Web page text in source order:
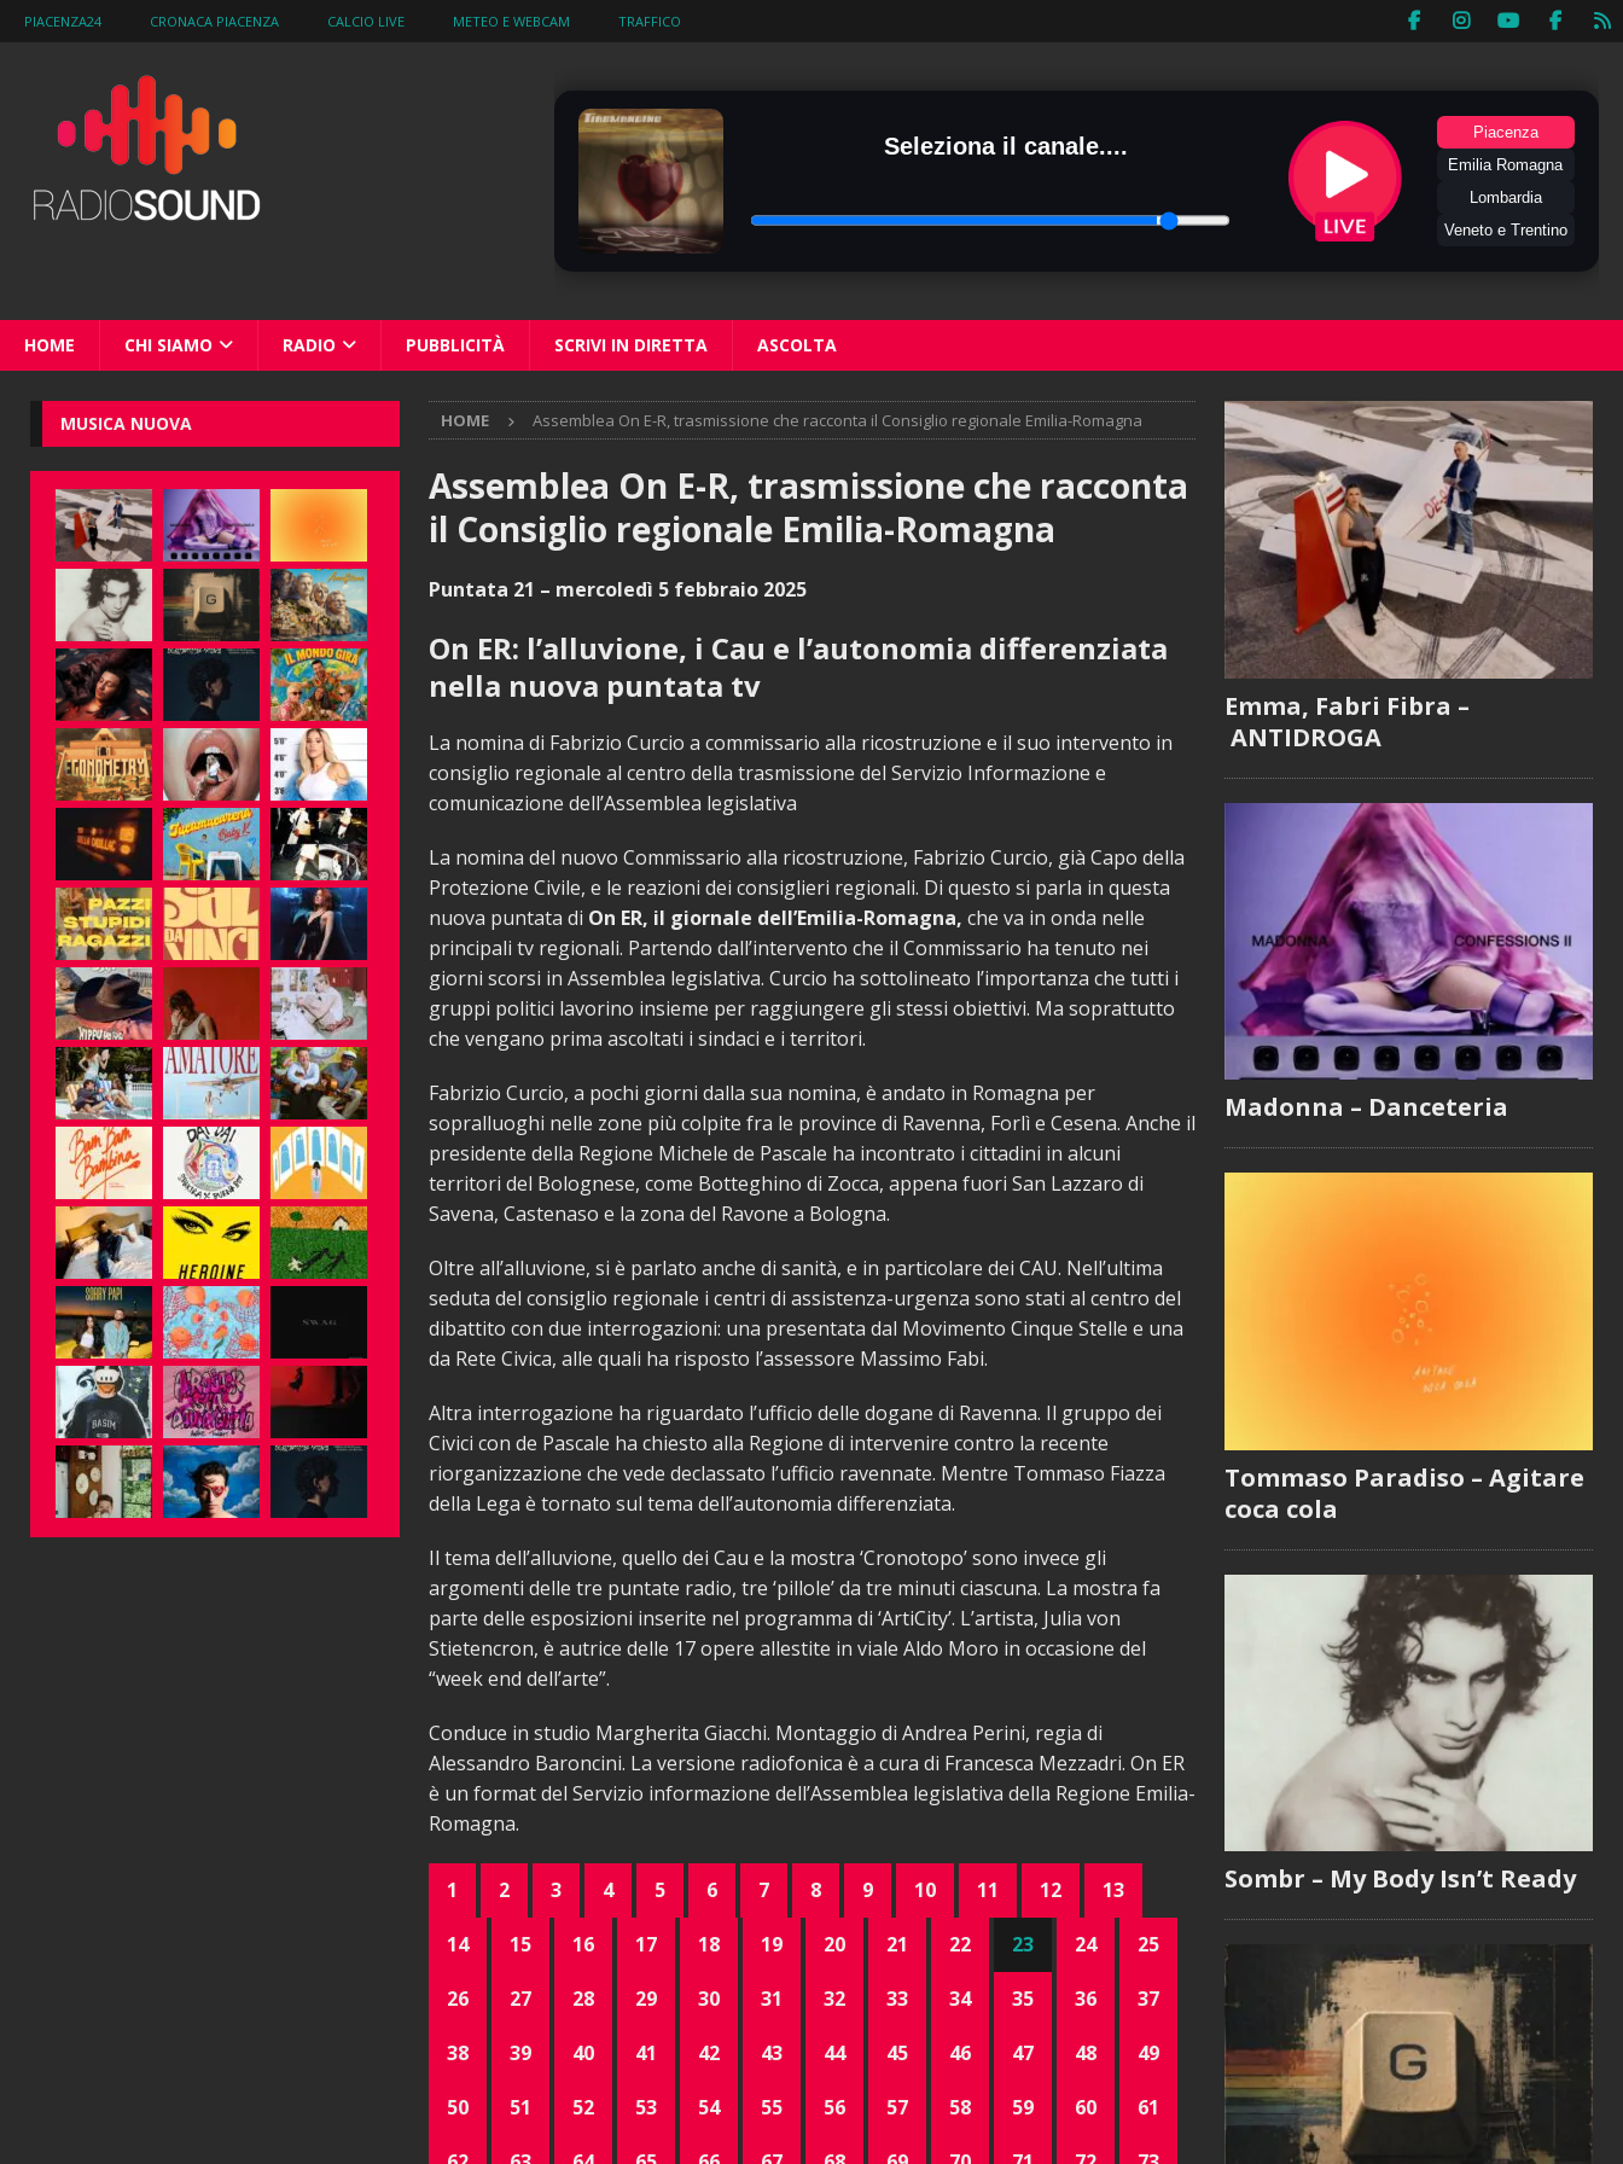
PIACENZA24 CRONACA PIACENZA CALCIO LIVE METEO E WEBCAM TRAFFICO
Seleziona il canale....
Piacenza
Emilia Romagna
Lombardia
Veneto e Trentino
HOME CHI SIAMO RADIO PUBBLICITÀ SCRIVI IN DIRETTA ASCOLTA
HOME Assemblea On E-R, trasmissione che racconta il Consiglio regionale Emilia-Romagna
Assemblea On E-R, trasmissione che racconta
il Consiglio regionale Emilia-Romagna
Puntata 21 – mercoledì 5 febbraio 2025
On ER: l’alluvione, i Cau e l’autonomia differenziata
nella nuova puntata tv
La nomina di Fabrizio Curcio a commissario alla ricostruzione e il suo intervento in
consiglio regionale al centro della trasmissione del Servizio Informazione e
comunicazione dell’Assemblea legislativa
La nomina del nuovo Commissario alla ricostruzione, Fabrizio Curcio, già Capo della
Protezione Civile, e le reazioni dei consiglieri regionali. Di questo si parla in questa
nuova puntata di On ER, il giornale dell’Emilia-Romagna, che va in onda nelle
principali tv regionali. Partendo dall’intervento che il Commissario ha tenuto nei
giorni scorsi in Assemblea legislativa. Curcio ha sottolineato l’importanza che tutti i
gruppi politici lavorino insieme per raggiungere gli stessi obiettivi. Ma soprattutto
che vengano prima ascoltati i sindaci e i territori.
Fabrizio Curcio, a pochi giorni dalla sua nomina, è andato in Romagna per
sopralluoghi nelle zone più colpite fra le province di Ravenna, Forlì e Cesena. Anche il
presidente della Regione Michele de Pascale ha incontrato i cittadini in alcuni
territori del Bolognese, come Botteghino di Zocca, appena fuori San Lazzaro di
Savena, Castenaso e la zona del Ravone a Bologna.
Oltre all’alluvione, si è parlato anche di sanità, e in particolare dei CAU. Nell’ultima
seduta del consiglio regionale i centri di assistenza-urgenza sono stati al centro del
dibattito con due interrogazioni: una presentata dal Movimento Cinque Stelle e una
da Rete Civica, alle quali ha risposto l’assessore Massimo Fabi.
Altra interrogazione ha riguardato l’ufficio delle dogane di Ravenna. Il gruppo dei
Civici con de Pascale ha chiesto alla Regione di intervenire contro la recente
riorganizzazione che vede declassato l’ufficio ravennate. Mentre Tommaso Fiazza
della Lega è tornato sul tema dell’autonomia differenziata.
Il tema dell’alluvione, quello dei Cau e la mostra ‘Cronotopo’ sono invece gli
argomenti delle tre puntate radio, tre ‘pillole’ da tre minuti ciascuna. La mostra fa
parte delle esposizioni inserite nel programma di ‘ArtiCity’. L’artista, Julia von
Stietencron, è autrice delle 17 opere allestite in viale Aldo Moro in occasione del
“week end dell’arte”.
Conduce in studio Margherita Giacchi. Montaggio di Andrea Perini, regia di
Alessandro Baroncini. La versione radiofonica è a cura di Francesca Mezzadri. On ER
è un format del Servizio informazione dell’Assemblea legislativa della Regione Emilia-
Romagna.
1 2 3 4 5 6 7 8 9 10 11 12 13
14 15 16 17 18 19 20 21 22 23 24 25
26 27 28 29 30 31 32 33 34 35 36 37
38 39 40 41 42 43 44 45 46 47 48 49
50 51 52 53 54 55 56 57 58 59 60 61
MUSICA NUOVA
Emma, Fabri Fibra –
ANTIDROGA
Madonna – Danceteria
Tommaso Paradiso – Agitare
coca cola
Sombr – My Body Isn’t Ready